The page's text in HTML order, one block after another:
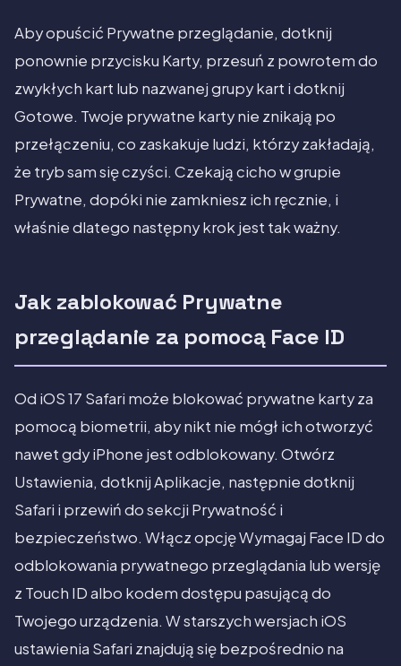
Aby opuścić Prywatne przeglądanie, dotknij
ponownie przycisku Karty, przesuń z powrotem do
zwykłych kart lub nazwanej grupy kart i dotknij
Gotowe. Twoje prywatne karty nie znikają po
przełączeniu, co zaskakuje ludzi, którzy zakładają,
że tryb sam się czyści. Czekają cicho w grupie
Prywatne, dopóki nie zamkniesz ich ręcznie, i
właśnie dlatego następny krok jest tak ważny.
Jak zablokować Prywatne
przeglądanie za pomocą Face ID
Od iOS 17 Safari może blokować prywatne karty za
pomocą biometrii, aby nikt nie mógł ich otworzyć
nawet gdy iPhone jest odblokowany. Otwórz
Ustawienia, dotknij Aplikacje, następnie dotknij
Safari i przewiń do sekcji Prywatność i
bezpieczeństwo. Włącz opcję Wymagaj Face ID do
odblokowania prywatnego przeglądania lub wersję
z Touch ID albo kodem dostępu pasującą do
Twojego urządzenia. W starszych wersjach iOS
ustawienia Safari znajdują się bezpośrednio na